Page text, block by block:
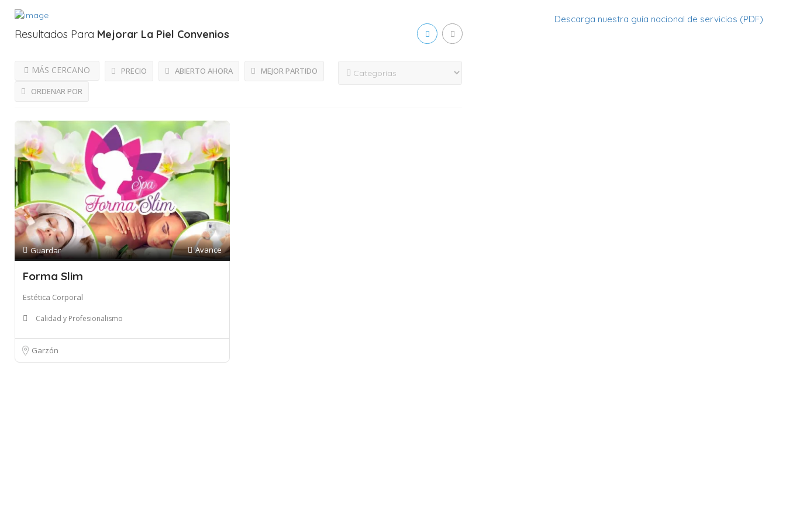
Descarga nuestra guía nacional de servicios (PDF)
Resultados Para Mejorar La Piel Convenios
PRECIO ABIERTO AHORA
MÁS CERCANO
MEJOR PARTIDO
ORDENAR POR
Guardar Avance
Forma Slim
Estética Corporal
Calidad y Profesionalismo
Garzón